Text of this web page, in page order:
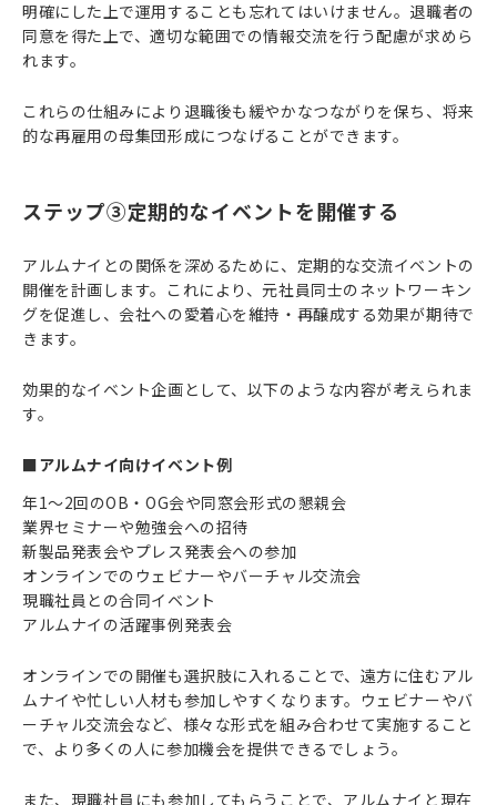
明確にした上で運用することも忘れてはいけません。退職者の
同意を得た上で、適切な範囲での情報交流を行う配慮が求めら
れます。
これらの仕組みにより退職後も緩やかなつながりを保ち、将来
的な再雇用の母集団形成につなげることができます。
ステップ③定期的なイベントを開催する
アルムナイとの関係を深めるために、定期的な交流イベントの
開催を計画します。これにより、元社員同士のネットワーキン
グを促進し、会社への愛着心を維持・再醸成する効果が期待で
きます。
効果的なイベント企画として、以下のような内容が考えられま
す。
■アルムナイ向けイベント例
年1〜2回のOB・OG会や同窓会形式の懇親会
業界セミナーや勉強会への招待
新製品発表会やプレス発表会への参加
オンラインでのウェビナーやバーチャル交流会
現職社員との合同イベント
アルムナイの活躍事例発表会
オンラインでの開催も選択肢に入れることで、遠方に住むアル
ムナイや忙しい人材も参加しやすくなります。ウェビナーやバ
ーチャル交流会など、様々な形式を組み合わせて実施すること
で、より多くの人に参加機会を提供できるでしょう。
また、現職社員にも参加してもらうことで、アルムナイと現在